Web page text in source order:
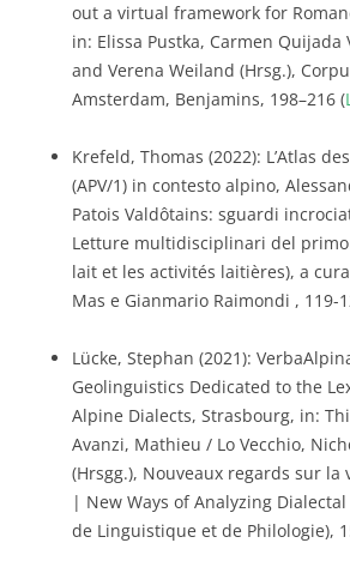
out a virtual framework for
in: Elissa Pustka, Carmen Quijada
and Verena Weiland (Hrsg.),
Amsterdam, Benjamins, 198–216 (
Krefeld, Thomas (2022): L’Atlas
(APV/1) in contesto alpino,
Patois Valdôtains: sguardi
Letture multidisciplinari del primo
lait et les activités laitières), a
Mas e Gianmario Raimondi , 119-
Lücke, Stephan (2021):
Geolinguistics Dedicated to the
Alpine Dialects, Strasbourg, in:
Avanzi, Mathieu / Lo Vecchio,
(Hrsgg.), Nouveaux regards sur
| New Ways of Analyzing
de Linguistique et de Philologie),